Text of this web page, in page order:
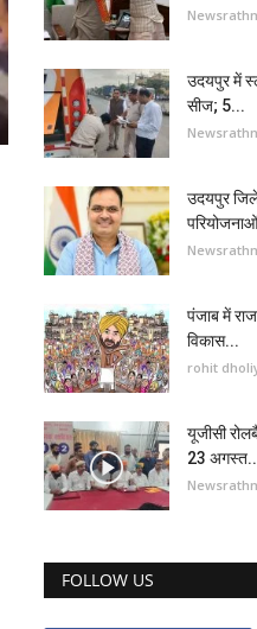
उदयपुर में
सीज; 5...
उदयपुर
पंजाब में
विकास...
rohit
यूजीसी
23
FOLLOW US